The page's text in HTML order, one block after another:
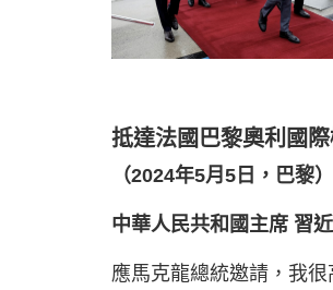
抵達法國巴黎奧利國
（2024年5月5日，巴黎）
中華人民共和國主席 習
應馬克龍總統邀請，我